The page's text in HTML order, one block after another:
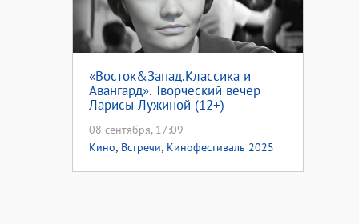
«Восток&Запад.Классика и
Авангард». Творческий вечер
Ларисы Лужиной (12+)
08 сентября, 17:09
Кино, Встречи, Кинофестиваль 2025